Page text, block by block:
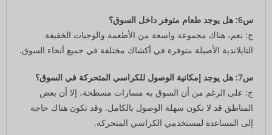
س6: هل يوجد طعام متوفر داخل السوق؟
ج: نعم، هناك مجموعة واسعة من الأطعمة والوجبات الخفيفة
التايلاندية الأصيلة متوفرة في أكشاك مختلفة في جميع أنحاء السوق.
س7: هل يوجد إمكانية الوصول للكراسي المتحركة في السوق؟
ج: على الرغم من أن السوق به مسارات مسطحة، إلا أن بعض
المناطق قد لا تكون سهلة الوصول بالكامل. وقد تكون هناك حاجة
إلى المساعدة لمستخدمي الكراسي المتحركة.